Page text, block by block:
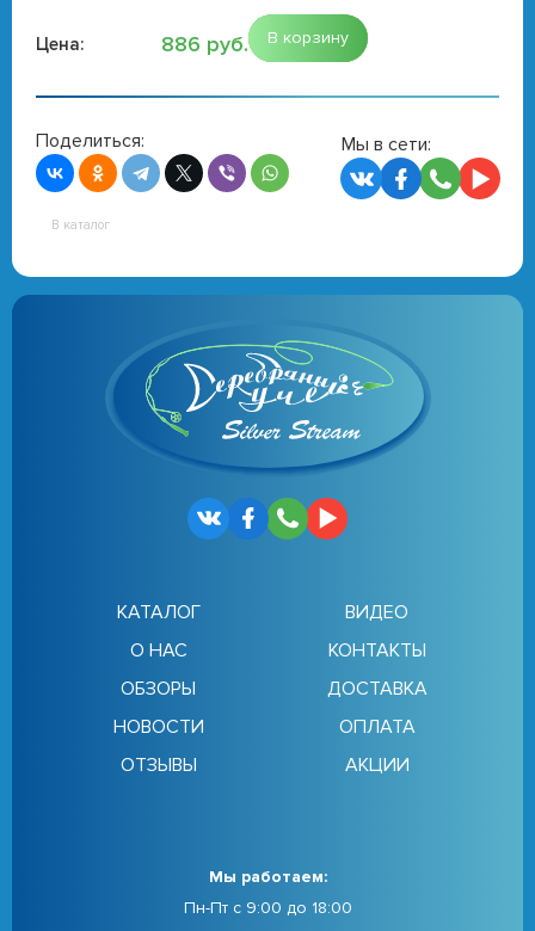
Цена: 886 руб. В корзину
Поделиться: Мы в сети:
В каталог
КАТАЛОГ
О НАС
ОБЗОРЫ
НОВОСТИ
ОТЗЫВЫ
ВИДЕО
КОНТАКТЫ
ДОСТАВКА
ОПЛАТА
АКЦИИ
Мы работаем:
Пн-Пт с 9:00 до 18:00